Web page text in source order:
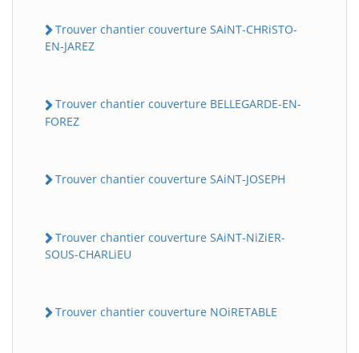
Trouver chantier couverture SAiNT-CHRiSTO-
EN-JAREZ
Trouver chantier couverture BELLEGARDE-EN-
FOREZ
Trouver chantier couverture SAiNT-JOSEPH
Trouver chantier couverture SAiNT-NiZiER-
SOUS-CHARLiEU
Trouver chantier couverture NOiRETABLE